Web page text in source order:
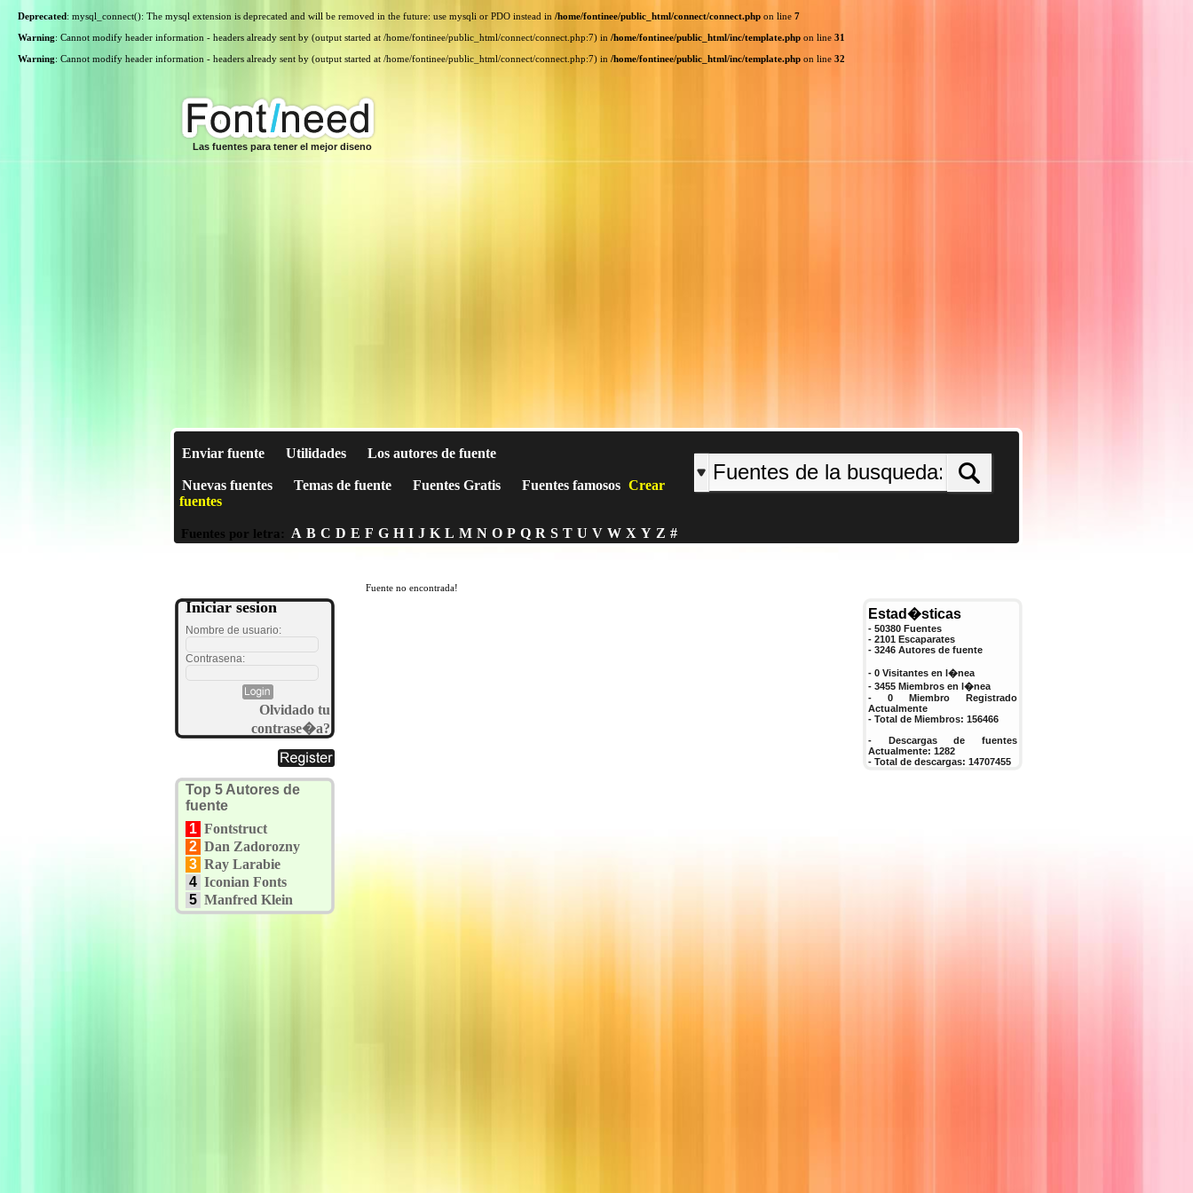
Deprecated: mysql_connect(): The mysql extension is deprecated and will be removed in the future: use mysqli or PDO instead in /home/fontinee/public_html/connect/connect.php on line 7
Warning: Cannot modify header information - headers already sent by (output started at /home/fontinee/public_html/connect/connect.php:7) in /home/fontinee/public_html/inc/template.php on line 31
Warning: Cannot modify header information - headers already sent by (output started at /home/fontinee/public_html/connect/connect.php:7) in /home/fontinee/public_html/inc/template.php on line 32
Las fuentes para tener el mejor diseno
Enviar fuente Utilidades Los autores de fuente
Nuevas fuentes Temas de fuente Fuentes Gratis Fuentes famosos Crear
fuentes
Fuentes por letra: A B C D E F G H I J K L M N O P Q R S T U V W X Y Z #
Iniciar sesion
Nombre de usuario:
Contrasena:
Olvidado tu
contrase�a?
Top 5 Autores de
fuente
1 Fontstruct
2 Dan Zadorozny
3 Ray Larabie
4 Iconian Fonts
5 Manfred Klein
Fuente no encontrada!
Estad�sticas
- 50380 Fuentes
- 2101 Escaparates
- 3246 Autores de fuente
- 0 Visitantes en l�nea
- 3455 Miembros en l�nea
- 0 Miembro Registrado
Actualmente
- Total de Miembros: 156466
- Descargas de fuentes
Actualmente: 1282
- Total de descargas: 14707455